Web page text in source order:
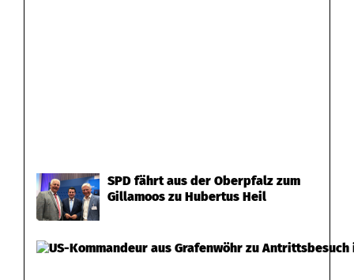
SPD fährt aus der Oberpfalz zum
Gillamoos zu Hubertus Heil